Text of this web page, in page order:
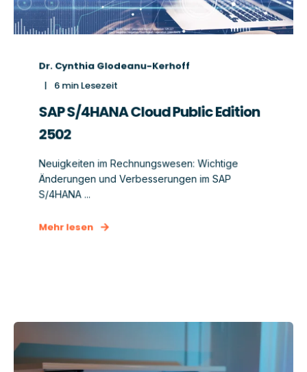
Dr. Cynthia Glodeanu-Kerhoff
6 min Lesezeit
SAP S/4HANA Cloud Public Edition
2502
Neuigkeiten im Rechnungswesen: Wichtige
Änderungen und Verbesserungen im SAP
S/4HANA ...
Mehr lesen